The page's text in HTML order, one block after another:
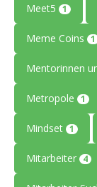
Meet5 1
Meme Coins 1
Mentorinnen
Metropole 1
Mindset 1
Mitarbeiter 4